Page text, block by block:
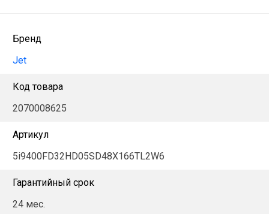
Бренд
Jet
Код товара
2070008625
Артикул
5i9400FD32HD05SD48X166TL2W6
Гарантийный срок
24 мес.